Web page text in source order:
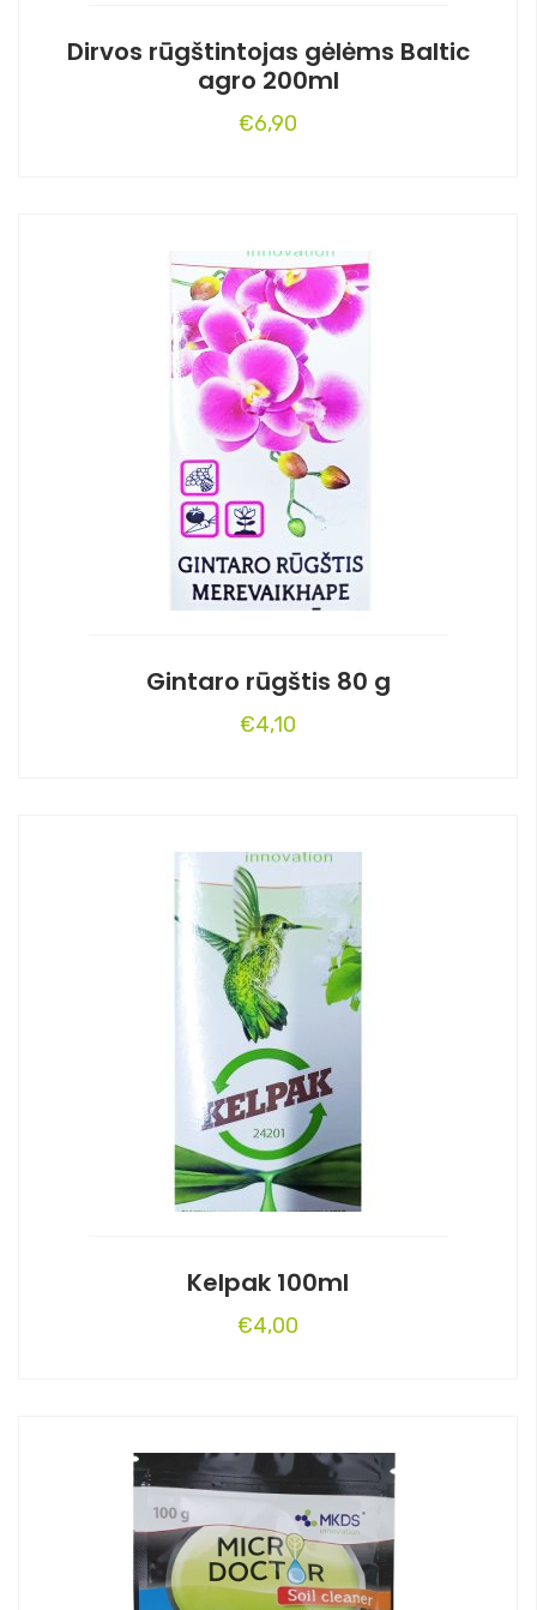
Dirvos rūgštintojas gėlėms Baltic
agro 200ml
€6,90
Gintaro rūgštis 80 g
€4,10
Kelpak 100ml
€4,00